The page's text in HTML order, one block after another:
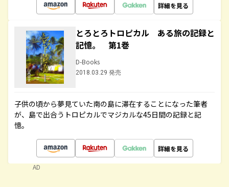
詳細を見る
とろとろトロピカル ある旅の記録と
記憶。 第1巻
D-Books
2018.03.29 発売
子供の頃から夢見ていた南の島に滞在することになった筆者
が、島で出合うトロピカルでマジカルな45日間の記録と記
憶。
詳細を見る
AD